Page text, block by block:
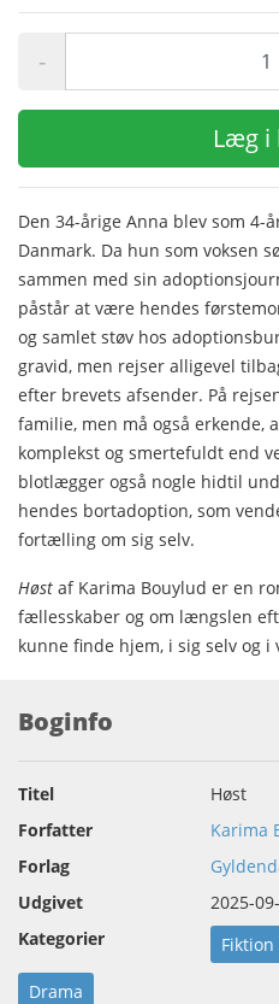
-
Læg i
Den 34-årige Anna blev som
Danmark. Da hun som voksen
sammen med sin
påstår at være hendes
og samlet støv hos
gravid, men rejser alligevel
efter brevets afsender. På
familie, men må også erkende,
komplekst og smertefuldt end
blotlægger også nogle hidtil
hendes bortadoption, som
fortælling om sig selv.
Høst af Karima Bouylud er en
fællesskaber og om længslen
kunne finde hjem, i sig selv og i
Boginfo
Titel
Høst
Forfatter
Karima
Forlag
Udgivet
2025-
Kategorier
Drama